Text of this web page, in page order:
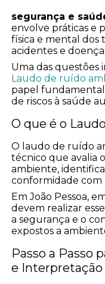
segurança e
envolve práticas e
física e mental dos
acidentes e
Uma das questões
Laudo de ruído
papel
de riscos à saúde
O que é o
O laudo de ruído
técnico que avalia
ambiente,
conformidade com
Em João Pessoa,
devem realizar
a segurança e o
expostos a
Passo a Passo
e Interpretação